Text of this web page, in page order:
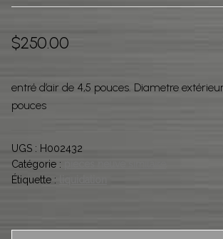
$250.00
entré d’air de 4,5 pouces. Diametre
pouces
UGS : H002432
Catégorie :
Étiquette :